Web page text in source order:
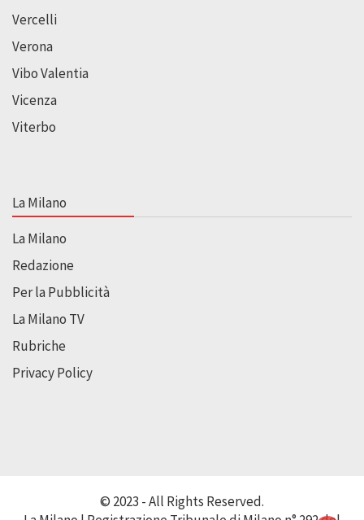
Vercelli
Verona
Vibo Valentia
Vicenza
Viterbo
La Milano
La Milano
Redazione
Per la Pubblicità
La Milano TV
Rubriche
Privacy Policy
© 2023 - All Rights Reserved.